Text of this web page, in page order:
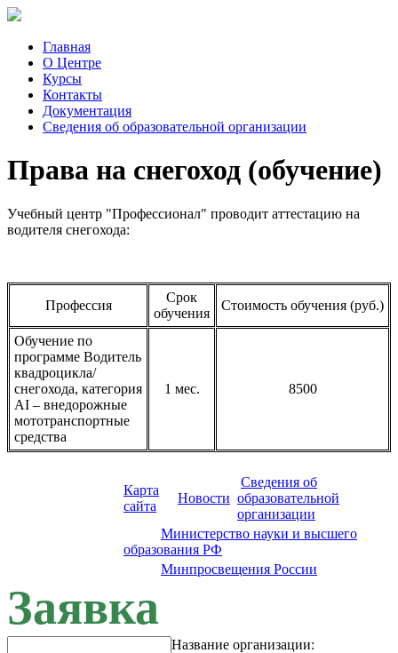
Главная
О Центре
Курсы
Контакты
Документация
Сведения об образовательной организации
Права на снегоход (обучение)
Учебный центр "Профессионал" проводит аттестацию на
водителя снегохода:
Профессия
Срок
обучения
Стоимость обучения (руб.)
Обучение по
программе Водитель
квадроцикла/
снегохода, категория
АI – внедорожные
мототранспортные
средства
1 мес. 8500
Карта
сайта
Новости
Сведения об
образовательной
организации
Министерство науки и высшего
образования РФ
Минпросвещения России
Заявка
Название организации: